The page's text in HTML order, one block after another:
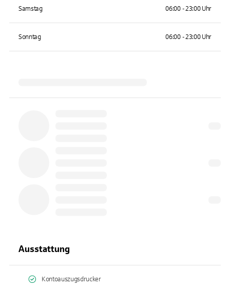
Samstag 06:00 - 23:00 Uhr
Sonntag 06:00 - 23:00 Uhr
Ausstattung
Kontoauszugsdrucker